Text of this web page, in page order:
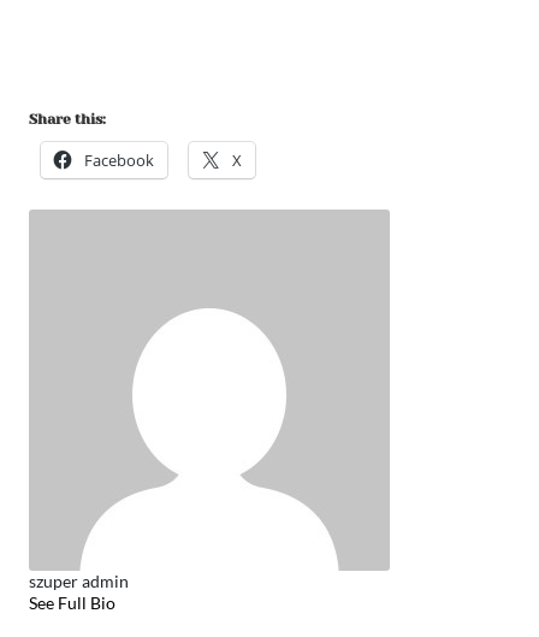
Share this:
Facebook X
szuper admin
See Full Bio